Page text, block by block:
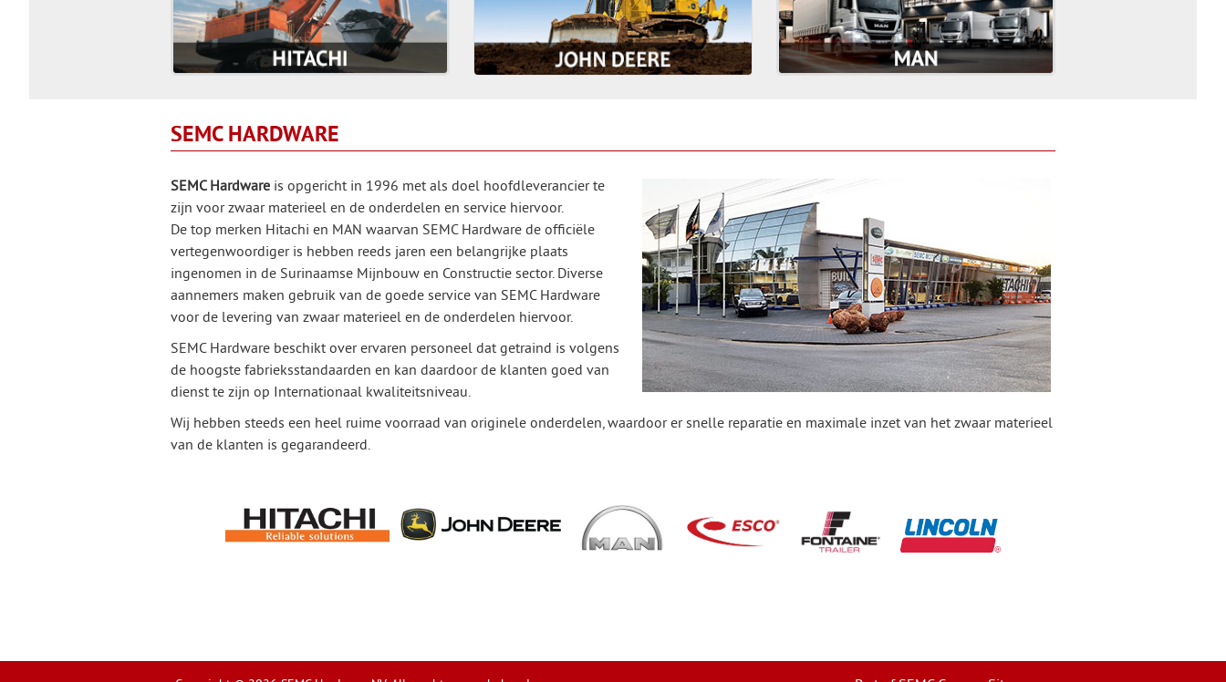
SEMC HARDWARE
SEMC Hardware is opgericht in 1996 met als doel hoofdleverancier te
zijn voor zwaar materieel en de onderdelen en service hiervoor.
De top merken Hitachi en MAN waarvan SEMC Hardware de officiële
vertegenwoordiger is hebben reeds jaren een belangrijke plaats
ingenomen in de Surinaamse Mijnbouw en Constructie sector. Diverse
aannemers maken gebruik van de goede service van SEMC Hardware
voor de levering van zwaar materieel en de onderdelen hiervoor.
SEMC Hardware beschikt over ervaren personeel dat getraind is volgens
de hoogste fabrieksstandaarden en kan daardoor de klanten goed van
dienst te zijn op Internationaal kwaliteitsniveau.
Wij hebben steeds een heel ruime voorraad van originele onderdelen, waardoor er snelle reparatie en maximale inzet van het zwaar materieel
van de klanten is gegarandeerd.